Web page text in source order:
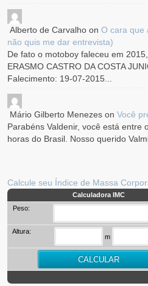
Alberto de Carvalho onO cara que
não quis me dar entrevista)
De fato o motoboy faleceu em
ERASMO CASTRO DA COSTA
Falecimento: 19-07-2015...
Mário Gilberto Menezes onVocê
Parabéns Valdenir, você está entre
horas do Brasil. Nosso querido
Calcule seu Índice de Massa
Calculadora IMC
Peso:
Altura:
m